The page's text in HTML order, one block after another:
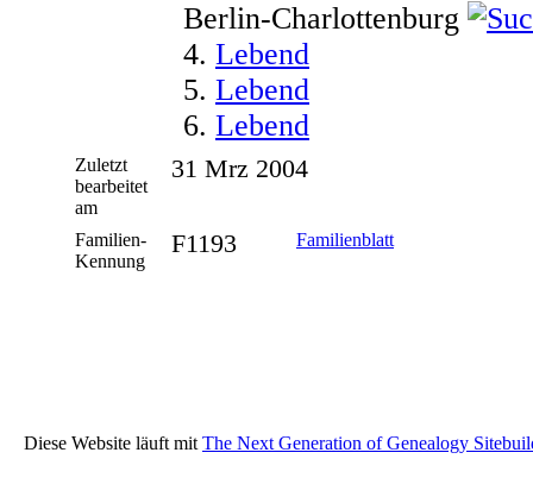
Berlin-Charlottenburg
4. Lebend
5. Lebend
6. Lebend
Zuletzt
bearbeitet
am
31 Mrz 2004
Familien-
Kennung
F1193 Familienblatt
Diese Website läuft mit The Next Generation of Genealogy